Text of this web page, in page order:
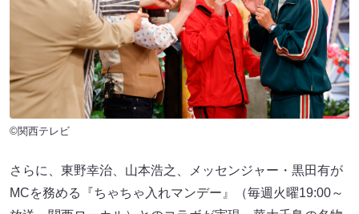
©関西テレビ
さらに、東野幸治、山本浩之、メッセンジャー・黒田有が
MCを務める『ちゃちゃ入れマンデー』（毎週火曜19:00～